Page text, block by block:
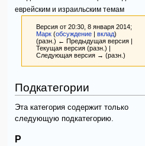
еврейским и израильским темам
Версия от 20:30, 8 января 2014;
Марк (обсуждение |вклад)
(разн.) ← Предыдущая версия |
Текущая версия (разн.) |
Следующая версия → (разн.)
к
навигации
к
поиску
Подкатегории
Эта категория содержит только
следующую подкатегорию.
Р